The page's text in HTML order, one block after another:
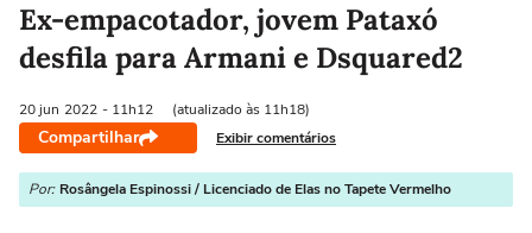
Ex-empacotador, jovem Pataxó
desfila para Armani e Dsquared2
20 jun 2022 - 11h12 (atualizado às 11h18)
Compartilhar Exibir comentários
Por: Rosângela Espinossi / Licenciado de Elas no Tapete Vermelho